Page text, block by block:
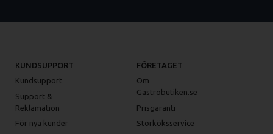
KUNDSUPPORT
Kundsupport
Support &
Reklamation
För nya kunder
FÖRETAGET
Om
Gastrobutiken.se
Prisgaranti
Storköksservice